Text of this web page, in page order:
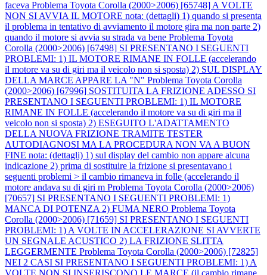
faceva Problema Toyota Corolla (2000>2006) [65748] A VOLTE
NON SI AVVIA IL MOTORE nota: (dettagli) 1) quando si presenta
il problema in tentativo di avviamento il motore gira ma non parte 2)
quando il motore si avvia su strada va bene Problema Toyota
Corolla (2000>2006) [67498] SI PRESENTANO I SEGUENTI
PROBLEMI: 1) IL MOTORE RIMANE IN FOLLE (accelerando
il motore va su di giri ma il veicolo non si sposta) 2) SUL DISPLAY
DELLA MARCE APPARE LA "N" Problema Toyota Corolla
(2000>2006) [67996] SOSTITUITA LA FRIZIONE ADESSO SI
PRESENTANO I SEGUENTI PROBLEMI: 1) IL MOTORE
RIMANE IN FOLLE (accelerando il motore va su di giri ma il
veicolo non si sposta) 2) ESEGUITO L'ADATTAMENTO
DELLA NUOVA FRIZIONE TRAMITE TESTER
AUTODIAGNOSI MA LA PROCEDURA NON VA A BUON
FINE nota: (dettagli) 1) sul display del cambio non appare alcuna
indicazione 2) prima di sostituire la frizione si presentavano i
seguenti problemi > il cambio rimaneva in folle (accelerando il
motore andava su di giri m Problema Toyota Corolla (2000>2006)
[70657] SI PRESENTANO I SEGUENTI PROBLEMI: 1)
MANCA DI POTENZA 2) FUMA NERO Problema Toyota
Corolla (2000>2006) [71659] SI PRESENTANO I SEGUENTI
PROBLEMI: 1) A VOLTE IN ACCELERAZIONE SI AVVERTE
UN SEGNALE ACUSTICO 2) LA FRIZIONE SLITTA
LEGGERMENTE Problema Toyota Corolla (2000>2006) [72825]
NEI 2 CASI SI PRESENTANO I SEGUENTI PROBLEMI: 1) A
VOLTE NON SI INSERISCONO LE MARCE (il cambio rimane